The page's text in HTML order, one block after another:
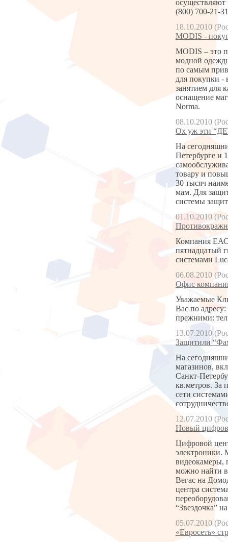
осуществляют
(800) 700-21-
18.10.2010
MODIS -
MODIS – это
модной
по самым
для покупки -
занятием для
оснащение
Norma.
08.10.2010
Ох уж эти
На
Петербурге и
товару и
30 тысяч
мам. Для
системы
01.10.2010
Компания ЕАС
пятнадцатый
системами
06.08.2010
Офис
Уважаемые
Вас по
прежними:
13.07.2010
Защитили
На
магазинов,
Санкт-
кв.метров. За
сети
12.07.2010
Новый
Цифровой
электроники.
видеокамеры,
можно найти
Вегас на
центра
“Звездочка”
05.07.2010
«Евросеть»